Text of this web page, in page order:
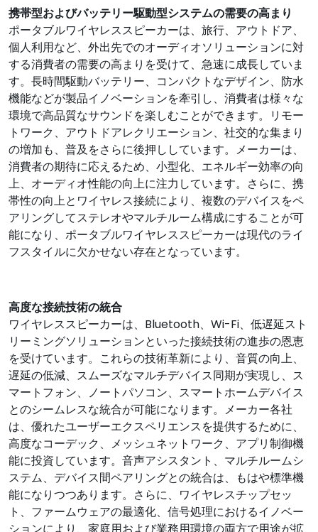
携帯型およびバッテリー駆動型システムの需要の高まり
ポータブルワイヤレススピーカーは、旅行、アウトドア、
個人利用など、外出先でのオーディオソリューションに対
する消費者の需要の高まりを受けて、急速に成長していま
す。長時間駆動バッテリー、コンパクトなデザイン、防水
機能などが製品イノベーションを牽引し、消費者は様々な
環境で高品質なサウンドを楽しむことができます。リモー
トワーク、アウトドアレクリエーション、社交的な集まり
の増加も、普及をさらに後押ししています。メーカーは、
消費者の期待に応えるため、小型化、エネルギー効率の向
上、オーディオ性能の向上に注力しています。さらに、携
帯性の向上とワイヤレス接続により、複数のデバイスをペ
アリングしてステレオやマルチルーム構成にすることが可
能になり、ポータブルワイヤレススピーカーは現代のライ
フスタイルに欠かせない存在となっています。
高度な接続技術の統合
ワイヤレススピーカーは、Bluetooth、Wi-Fi、低遅延スト
リーミングソリューションといった接続技術の進歩の恩恵
を受けています。これらの技術革新により、音質の向上、
遅延の低減、スムーズなマルチデバイス同期が実現し、ス
マートフォン、ノートパソコン、スマートホームデバイス
とのシームレスな統合が可能になります。メーカー各社
は、優れたユーザーエクスペリエンスを提供するために、
高度なコーデック、メッシュネットワーク、アプリ制御機
能に投資しています。音声アシスタント、マルチルームシ
ステム、デバイス間ペアリングとの統合は、もはや標準機
能になりつつあります。さらに、ワイヤレスチップセッ
ト、ファームウェアの最適化、信号処理におけるイノベー